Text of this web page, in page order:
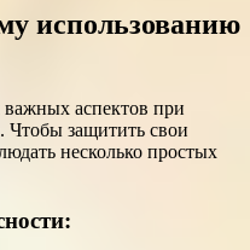
использованию
важных аспектов при
Чтобы защитить свои
несколько простых